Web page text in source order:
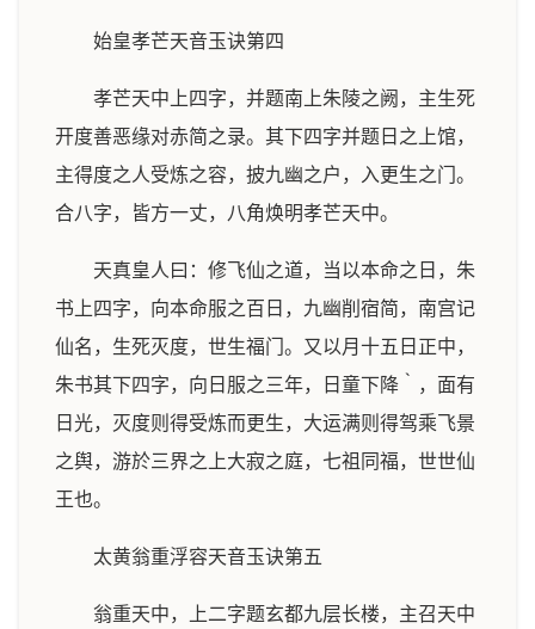
始皇孝芒天音玉诀第四
孝芒天中上四字，并题南上朱陵之阙，主生死
开度善恶缘对赤简之录。其下四字并题日之上馆，
主得度之人受炼之容，披九幽之户，入更生之门。
合八字，皆方一丈，八角焕明孝芒天中。
天真皇人曰：修飞仙之道，当以本命之日，朱
书上四字，向本命服之百日，九幽削宿简，南宫记
仙名，生死灭度，世生福门。又以月十五日正中，
朱书其下四字，向日服之三年，日童下降｀，面有
日光，灭度则得受炼而更生，大运满则得驾乘飞景
之舆，游於三界之上大寂之庭，七祖同福，世世仙
王也。
太黄翁重浮容天音玉诀第五
翁重天中，上二字题玄都九层长楼，主召天中